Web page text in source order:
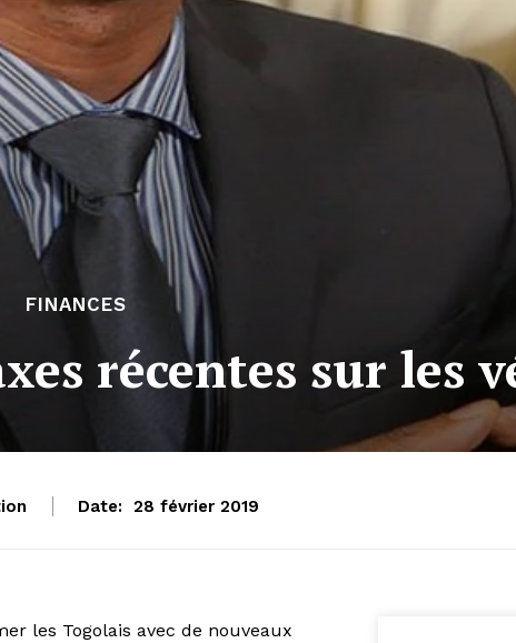
FINANCES
récentes sur les
Date: 28 février 2019
les Togolais avec de nouveaux